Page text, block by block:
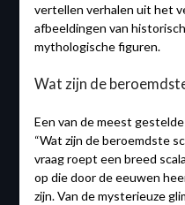
vertellen verhalen uit het
afbeeldingen van
mythologische figuren.
Wat zijn de
Een van de meest
“Wat zijn de beroemdste
vraag roept een breed
op die door de eeuwen
zijn. Van de mysterieuze